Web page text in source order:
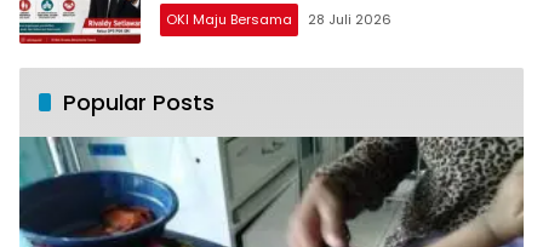
OKI Maju Bersama 28 Juli 2026
Popular Posts